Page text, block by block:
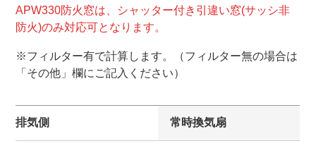
APW330防火窓は、シャッター付き引違い窓(サッシ非
防火)のみ対応可となります。
※フィルター有で計算します。（フィルター無の場合は
「その他」欄にご記入ください）
排気側 常時換気扇